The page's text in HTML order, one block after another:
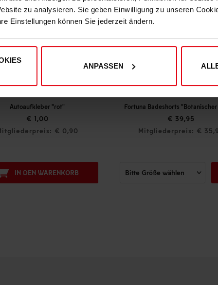
zu analysieren. Sie geben Einwilligung zu unseren
Einstellungen können Sie jederzeit ändern.
ANPASSEN
"rot"
€ 0,90
WARENKORB
Fortuna Badeshorts "Botanischer Garten"
€ 39,95
Mitgliederpreis: € 35,96